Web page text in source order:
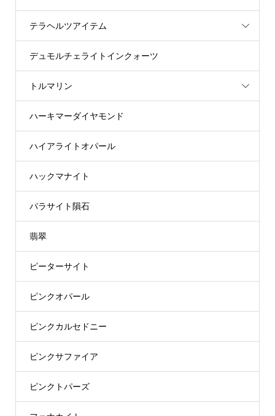
テラヘルツアイテム
デュモルチェライトインクォーツ
トルマリン
ハーキマーダイヤモンド
ハイアライトオパール
ハックマナイト
パラサイト隕石
翡翠
ピーターサイト
ピンクオパール
ピンクカルセドニー
ピンクサファイア
ピンクトパーズ